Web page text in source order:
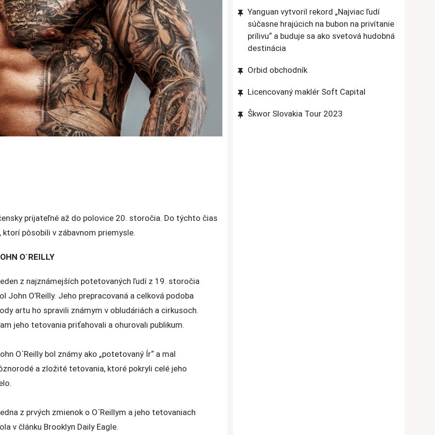
prijateľné až do polovice 20. storočia. Do týchto čias
pôsobili v zábavnom priemysle.
O´REILLY
z najznámejších potetovaných ľudí z 19. storočia
John O’Reilly. Jeho prepracovaná a celková podoba
artu ho spravili známym v obludáriách a cirkusoch.
jeho tetovania priťahovali a ohurovali publikum.
O´Reilly bol známy ako „potetovaný Ír“ a mal
a zložité tetovania, ktoré pokryli celé jeho
z prvých zmienok o O´Reillym a jeho tetovaniach
v článku Brooklyn Daily Eagle.
Yanguan vytvoril rekord „Najviac ľudí
súčasne hrajúcich na bubon na privítanie
prílivu“ a buduje sa ako svetová hudobná
destinácia
Orbid obchodník
Licencovaný maklér Soft Capital
Škwor Slovakia Tour 2023